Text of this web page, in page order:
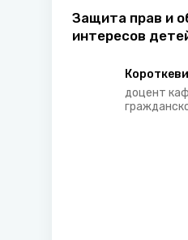
Защита прав и
интересов
доцент